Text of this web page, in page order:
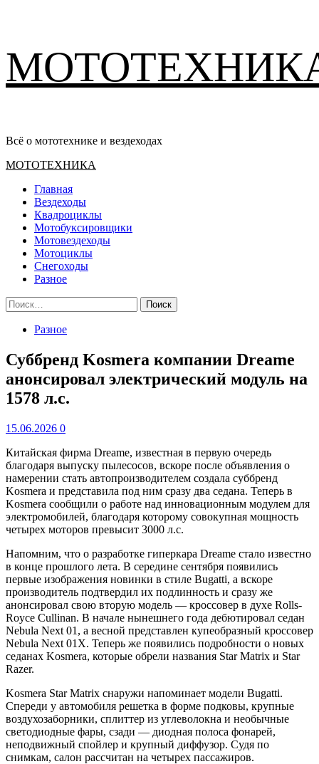
содержимому
Всё о мототехнике и вездеходах
Основное
МОТОТЕХНИКА
Главная
Вездеходы
Квадроциклы
Мотобуксировщики
Мотовездеходы
Мотоциклы
Снегоходы
Разное
Найти:
Разное
Суббренд Kosmera компании Dreame
анонсировал электрический модуль на
1578 л.с.
15.06.2026 0
Китайская фирма Dreame, известная в первую очередь
благодаря выпуску пылесосов, вскоре после объявления о
намерении стать автопроизводителем создала суббренд
Kosmera и представила под ним сразу два седана. Теперь в
Kosmera сообщили о работе над инновационным модулем для
электромобилей, благодаря которому совокупная мощность
четырех моторов превысит 3000 л.с.
Напомним, что о разработке гиперкара Dreame стало известно
в конце прошлого лета. В середине сентября появились
первые изображения новинки в стиле Bugatti, а вскоре
производитель подтвердил их подлинность и сразу же
анонсировал свою вторую модель — кроссовер в духе Rolls-
Royce Cullinan. В начале нынешнего года дебютировал седан
Nebula Next 01, а весной представлен купеобразный кроссовер
Nebula Next 01X. Теперь же появились подробности о новых
седанах Kosmera, которые обрели названия Star Matrix и Star
Razer.
Kosmera Star Matrix снаружи напоминает модели Bugatti.
Спереди у автомобиля решетка в форме подковы, крупные
воздухозаборники, сплиттер из углеволокна и необычные
светодиодные фары, сзади — диодная полоса фонарей,
неподвижный спойлер и крупный диффузор. Судя по
снимкам, салон рассчитан на четырех пассажиров.